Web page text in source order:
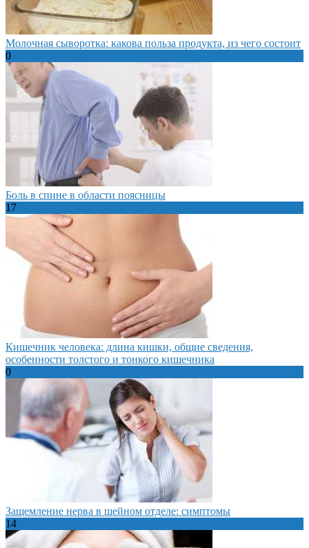
Молочная сыворотка: какова польза продукта, из чего состоит
0
Боль в спине в области поясницы
17
Кишечник человека: длина кишки, общие сведения,
особенности толстого и тонкого кишечника
0
Защемление нерва в шейном отделе: симптомы
14